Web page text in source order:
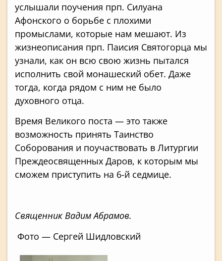
услышали поучения прп. Силуана
Афонского о борьбе с плохими
промыслами, которые нам мешают. Из
жизнеописания прп. Паисия Святогорца мы
узнали, как он всю свою жизнь пытался
исполнить свой монашеский обет. Даже
тогда, когда рядом с ним не было
духовного отца.
Время Великого поста — это также
возможность принять Таинство
Соборования и поучаствовать в Литургии
Преждеосвященных Даров, к которым мы
сможем приступить на 6-й седмице.
Священник Вадим Абрамов.
Фото — Сергей Шидловский